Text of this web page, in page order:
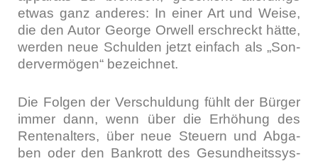
etwas ganz ande­res: In einer Art und Wei­se,
die den Autor Geor­ge Orwell erschreckt hät­te,
wer­den neue Schul­den jetzt ein­fach als „Son­
der­ver­mö­gen“ bezeich­net.
Die Fol­gen der Ver­schul­dung fühlt der Bür­ger
immer dann, wenn über die Erhö­hung des
Ren­ten­al­ters, über neue Steu­ern und Abga­
ben oder den Bank­rott des Gesund­heits­sys­